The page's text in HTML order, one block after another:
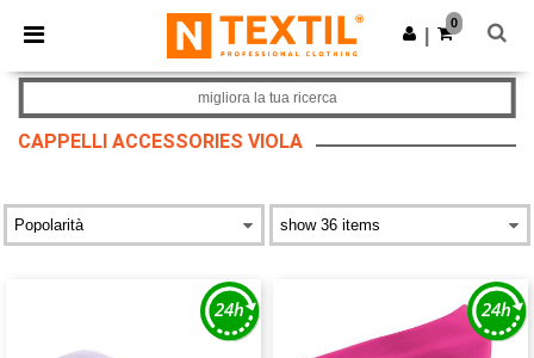
× App Ntextil
Prezzi migliori sull'app!
Scarica app
0
CAPPELLI ACCESSORIES VIOLA
migliora la tua ricerca